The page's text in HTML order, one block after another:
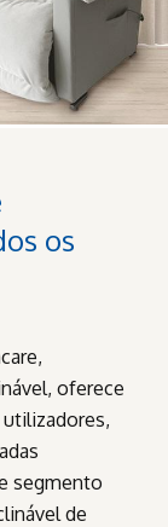
os
oferece
segmento
de